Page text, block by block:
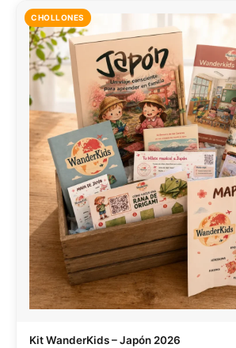
CHOLLONES
Kit WanderKids – Japón 2026